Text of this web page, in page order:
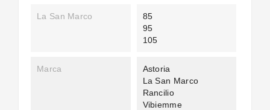
La San Marco
85
95
105
Marca
Astoria
La San Marco
Rancilio
Vibiemme